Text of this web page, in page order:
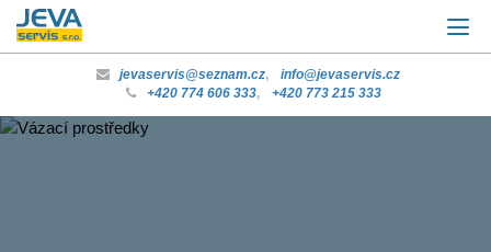
jevaservis@seznam.cz,
info@jevaservis.cz
+420 774 606 333, +420 773 215 333